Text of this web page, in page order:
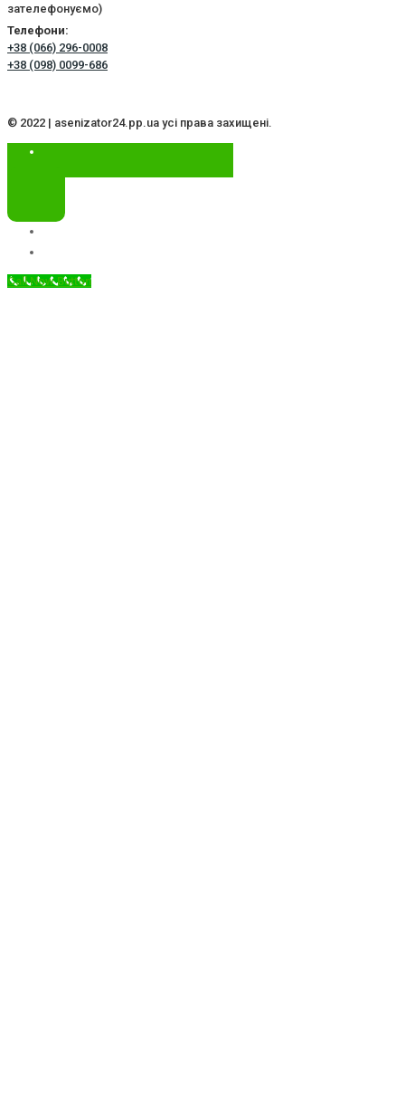
зателефонуємо)
Телефони:
+38 (066) 296-0008
+38 (098) 0099-686
© 2022 | asenizator24.pp.ua усі права захищені.
Call Now Button